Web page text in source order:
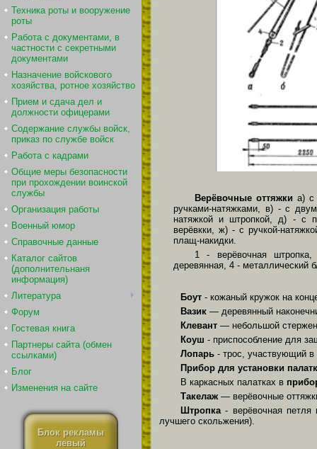
Техника роты и вооружение
роты
Работа с документами, в
частности с секретными
документами
Назначение войскового
хозяйства, ротное хозяйство
Прием и сдача дел и
должности офицерами
Содержание службы войск,
приказ по службе войск
Работа с кадрами
Общие меры безопасности
при прохождении воинской
службы
Организация работы
Военный юмор
Справочные данные
Каталог сайтов
(дополнительнаня
информация)
Литература
Форум
Гостевая книга
Партнеры сайта (обмен
ссылками)
Блог
Изменения на сайте
Блок рекламы
левый
Верёвочные оттяжки а) с
ручками-натяжками, в) - с
натяжкой и штропкой, д) - с
верёвкки, ж) - с ручкой-
плащ-накидки.
1 - верёвочная
деревянная, 4 - металлический
Боут - кожаный кружок на
Вазик — деревянный
Клевант — небольшой
Коуш - приспособление для
Лопарь - трос, участвующий в
Прибор для установки
В каркасных палатках в
Такелаж — верёвочные
Штропка- верёвочная петля
лучшего скольжения).